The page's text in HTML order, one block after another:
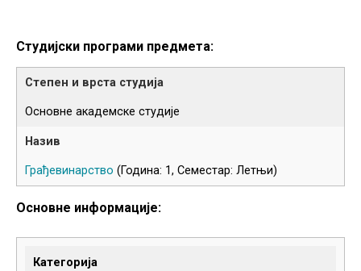
Студијски програми предмета:
Основне академске студије
Грађевинарство (Година: 1, Семестар: Летњи)
Основне информације:
Категорија